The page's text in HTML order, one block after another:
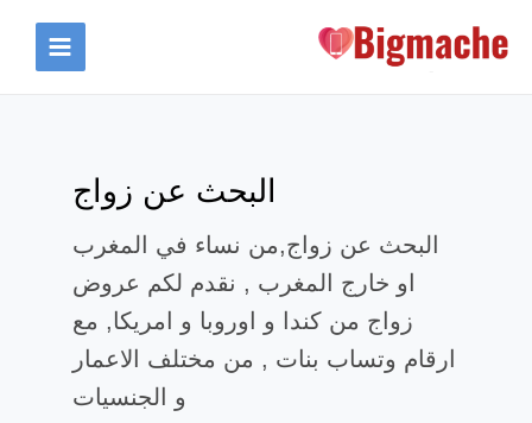
MAIN
البحث عن زواج
البحث عن زواج,من نساء في المغرب
او خارج المغرب , نقدم لكم عروض
زواج من كندا و اوروبا و امريكا, مع
ارقام وتساب بنات , من مختلف الاعمار
و الجنسيات